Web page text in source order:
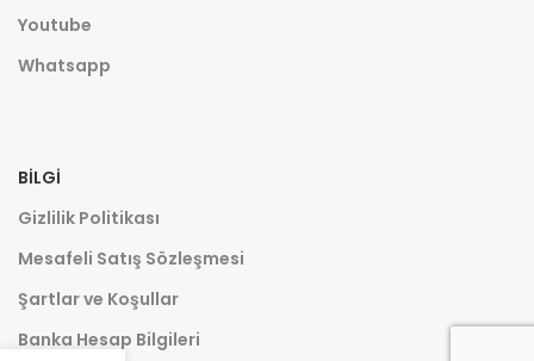
Youtube
Whatsapp
BILGI
Gizlilik Politikası
Mesafeli Satış Sözleşmesi
Şartlar ve Koşullar
Banka Hesap Bilgileri